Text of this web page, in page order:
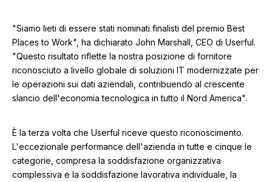
"Siamo lieti di essere stati nominati finalisti del premio Best
Places to Work", ha dichiarato John Marshall, CEO di Userful.
"Questo risultato riflette la nostra posizione di fornitore
riconosciuto a livello globale di soluzioni IT modernizzate per
le operazioni sui dati aziendali, contribuendo al crescente
slancio dell'economia tecnologica in tutto il Nord America".
È la terza volta che Userful riceve questo riconoscimento.
L'eccezionale performance dell'azienda in tutte e cinque le
categorie, compresa la soddisfazione organizzativa
complessiva e la soddisfazione lavorativa individuale, la